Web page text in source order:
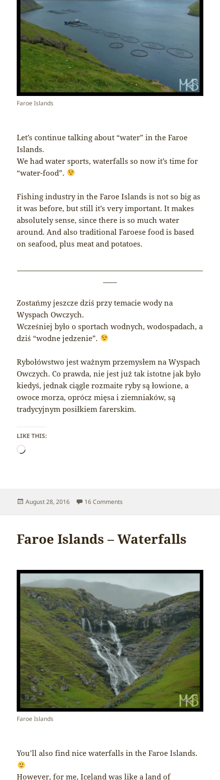
Faroe Islands
Let’s continue talking about “water” in the Faroe
Islands.
We had water sports, waterfalls so now it’s time for
“water-food”.
Fishing industry in the Faroe Islands is not so big as
it was before, but still it’s very important. It makes
absolutely sense, since there is so much water
around. And also traditional Faroese food is based
on seafood, plus meat and potatoes.
Zostańmy jeszcze dziś przy temacie wody na
Wyspach Owczych.
Wcześniej było o sportach wodnych, wodospadach, a
dziś “wodne jedzenie”.
Rybołówstwo jest ważnym przemysłem na Wyspach
Owczych. Co prawda, nie jest już tak istotne jak było
kiedyś, jednak ciągle rozmaite ryby są łowione, a
owoce morza, oprócz mięsa i ziemniaków, są
tradycyjnym posiłkiem farerskim.
LIKE THIS:
Loading…
Posted
August 28, 2016 16 Comments
Faroe Islands – Waterfalls
Faroe Islands
You’ll also find nice waterfalls in the Faroe Islands.
However, for me, Iceland was like a land of